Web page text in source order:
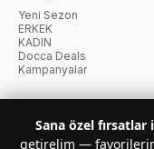
Yeni Sezon
ERKEK
KADIN
Docca Deals
Kampanyalar
KvKK Politikası
İptal ve
Sana özel fırsatlar
getirelim —